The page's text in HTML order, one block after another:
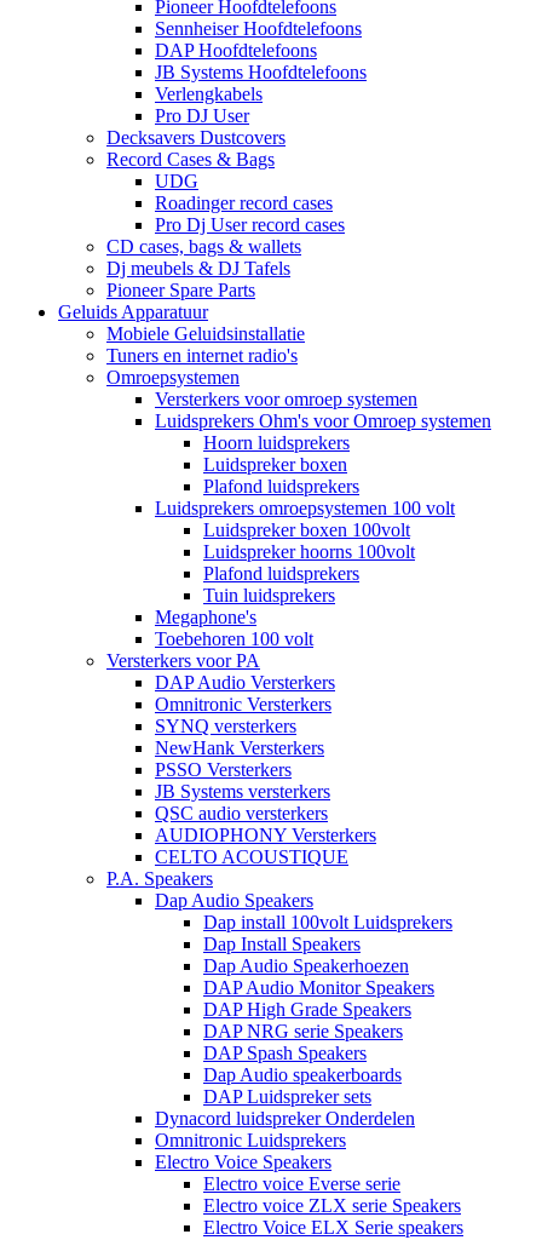
Pioneer Hoofdtelefoons
Sennheiser Hoofdtelefoons
DAP Hoofdtelefoons
JB Systems Hoofdtelefoons
Verlengkabels
Pro DJ User
Decksavers Dustcovers
Record Cases & Bags
UDG
Roadinger record cases
Pro Dj User record cases
CD cases, bags & wallets
Dj meubels & DJ Tafels
Pioneer Spare Parts
Geluids Apparatuur
Mobiele Geluidsinstallatie
Tuners en internet radio's
Omroepsystemen
Versterkers voor omroep systemen
Luidsprekers Ohm's voor Omroep systemen
Hoorn luidsprekers
Luidspreker boxen
Plafond luidsprekers
Luidsprekers omroepsystemen 100 volt
Luidspreker boxen 100volt
Luidspreker hoorns 100volt
Plafond luidsprekers
Tuin luidsprekers
Megaphone's
Toebehoren 100 volt
Versterkers voor PA
DAP Audio Versterkers
Omnitronic Versterkers
SYNQ versterkers
NewHank Versterkers
PSSO Versterkers
JB Systems versterkers
QSC audio versterkers
AUDIOPHONY Versterkers
CELTO ACOUSTIQUE
P.A. Speakers
Dap Audio Speakers
Dap install 100volt Luidsprekers
Dap Install Speakers
Dap Audio Speakerhoezen
DAP Audio Monitor Speakers
DAP High Grade Speakers
DAP NRG serie Speakers
DAP Spash Speakers
Dap Audio speakerboards
DAP Luidspreker sets
Dynacord luidspreker Onderdelen
Omnitronic Luidsprekers
Electro Voice Speakers
Electro voice Everse serie
Electro voice ZLX serie Speakers
Electro Voice ELX Serie speakers